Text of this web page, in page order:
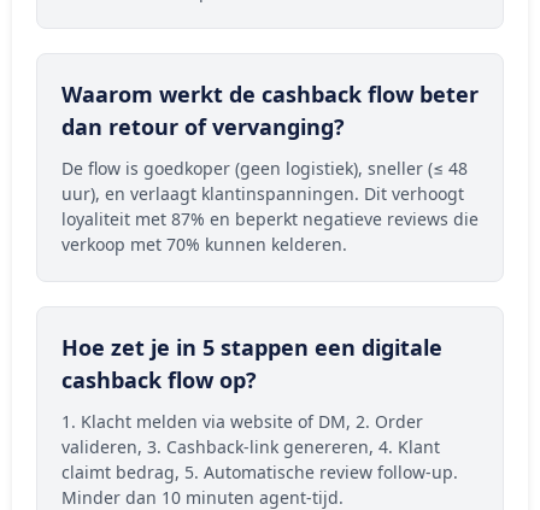
Waarom werkt de cashback flow beter
dan retour of vervanging?
De flow is goedkoper (geen logistiek), sneller (≤ 48
uur), en verlaagt klantinspanningen. Dit verhoogt
loyaliteit met 87% en beperkt negatieve reviews die
verkoop met 70% kunnen kelderen.
Hoe zet je in 5 stappen een digitale
cashback flow op?
1. Klacht melden via website of DM, 2. Order
valideren, 3. Cashback-link genereren, 4. Klant
claimt bedrag, 5. Automatische review follow-up.
Minder dan 10 minuten agent-tijd.